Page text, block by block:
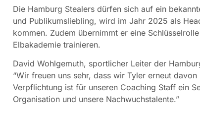
Die Hamburg Stealers dürfen sich auf ein
und Publikumsliebling, wird im Jahr 2025 als
kommen. Zudem übernimmt er eine
Elbakademie trainieren.
David Wohlgemuth, sportlicher Leiter der
“Wir freuen uns sehr, dass wir Tyler erneut
Verpflichtung ist für unseren Coaching Staff ein
Organisation und unsere Nachwuchstalente.”